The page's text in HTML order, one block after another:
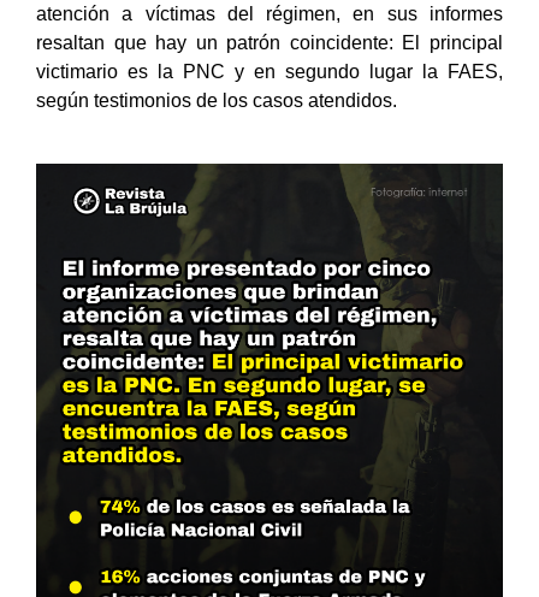
atención a víctimas del régimen, en sus informes
resaltan que hay un patrón coincidente: El principal
victimario es la PNC y en segundo lugar la FAES,
según testimonios de los casos atendidos.